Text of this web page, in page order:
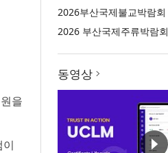
을
2026부산국제불교박람회
2026 부산국제주류박람회
동영상